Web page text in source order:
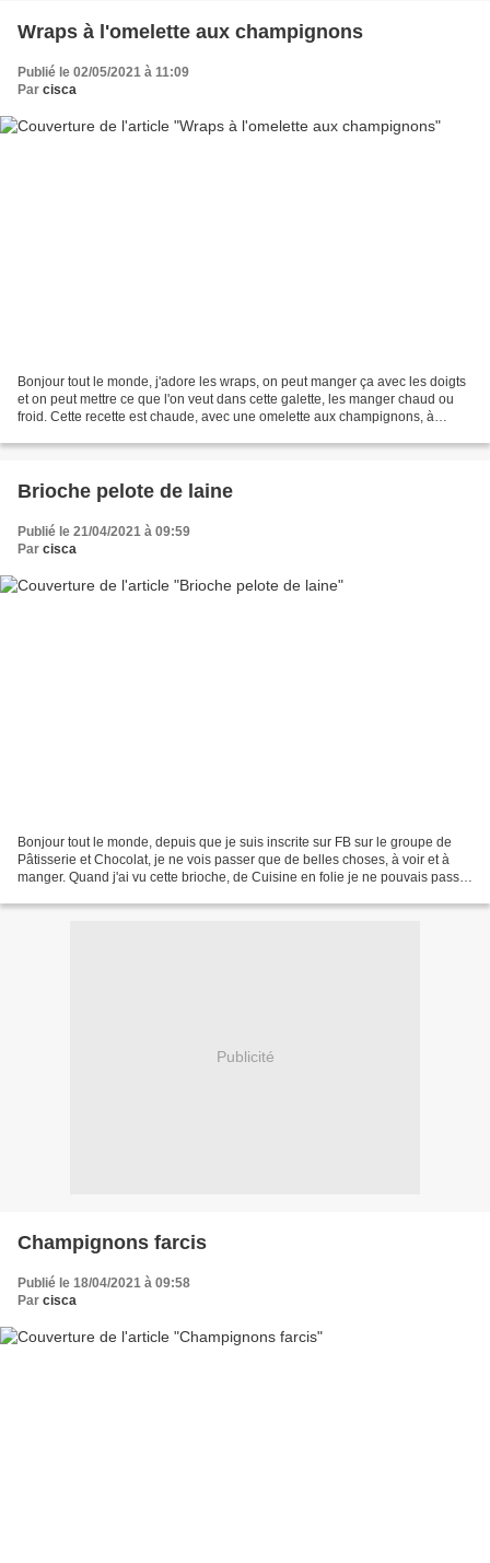
Wraps à l'omelette aux champignons
Publié le 02/05/2021 à 11:09
Par cisca
Bonjour tout le monde, j'adore les wraps, on peut manger ça avec les doigts
et on peut mettre ce que l'on veut dans cette galette, les manger chaud ou
froid. Cette recette est chaude, avec une omelette aux champignons, à
Brioche pelote de laine
Publié le 21/04/2021 à 09:59
Par cisca
Bonjour tout le monde, depuis que je suis inscrite sur FB sur le groupe de
Pâtisserie et Chocolat, je ne vois passer que de belles choses, à voir et à
manger. Quand j'ai vu cette brioche, de Cuisine en folie je ne pouvais passer
Publicité
Champignons farcis
Publié le 18/04/2021 à 09:58
Par cisca